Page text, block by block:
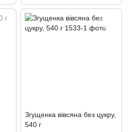
Згущенка вівсяна без цукру,
540 г